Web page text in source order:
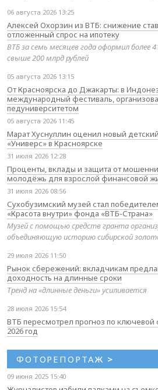
06 августа 2026 13:25
Алексей Охорзин из ВТБ: снижение
отложенный спрос на ипотеку
ВТБ за семь месяцев года оформил более
свыше 200 млрд рублей
05 августа 2026 13:15
От Красноярска до Джакарты: в
международный фестиваль,
педуниверситетом
05 августа 2026 11:45
Марат Хуснуллин оценил новый
«Универс» в Красноярске
31 июля 2026 12:28
Проценты, вклады и защита от
молодёжь для взрослой финансовой
31 июля 2026 08:56
Сухобузимский музей стал
«Красота внутри» фонда «ВТБ-Страна»
Музей с помощью средств гранта
объединяющую историю сибирской
29 июля 2026 11:50
Рынок сбережений: вкладчикам
доходность на длинные сроки
Тренд на «длинные деньги» усиливается
28 июля 2026 15:54
ВТБ пересмотрел прогноз по ключевой
2026 год
ФОТОРЕПОРТАЖ >
09 июня 2025 15:40